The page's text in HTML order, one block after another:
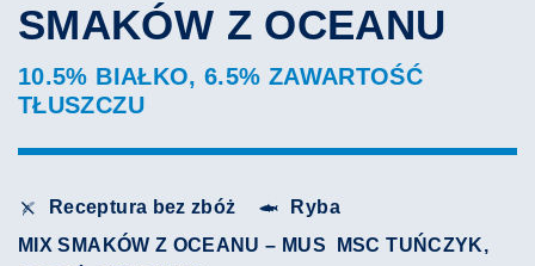
SMAKÓW Z OCEANU
10.5% BIAŁKO, 6.5% ZAWARTOŚĆ
TŁUSZCZU
Receptura bez zbóż
Ryba
MIX SMAKÓW Z OCEANU – MUS MSC TUŃCZYK,